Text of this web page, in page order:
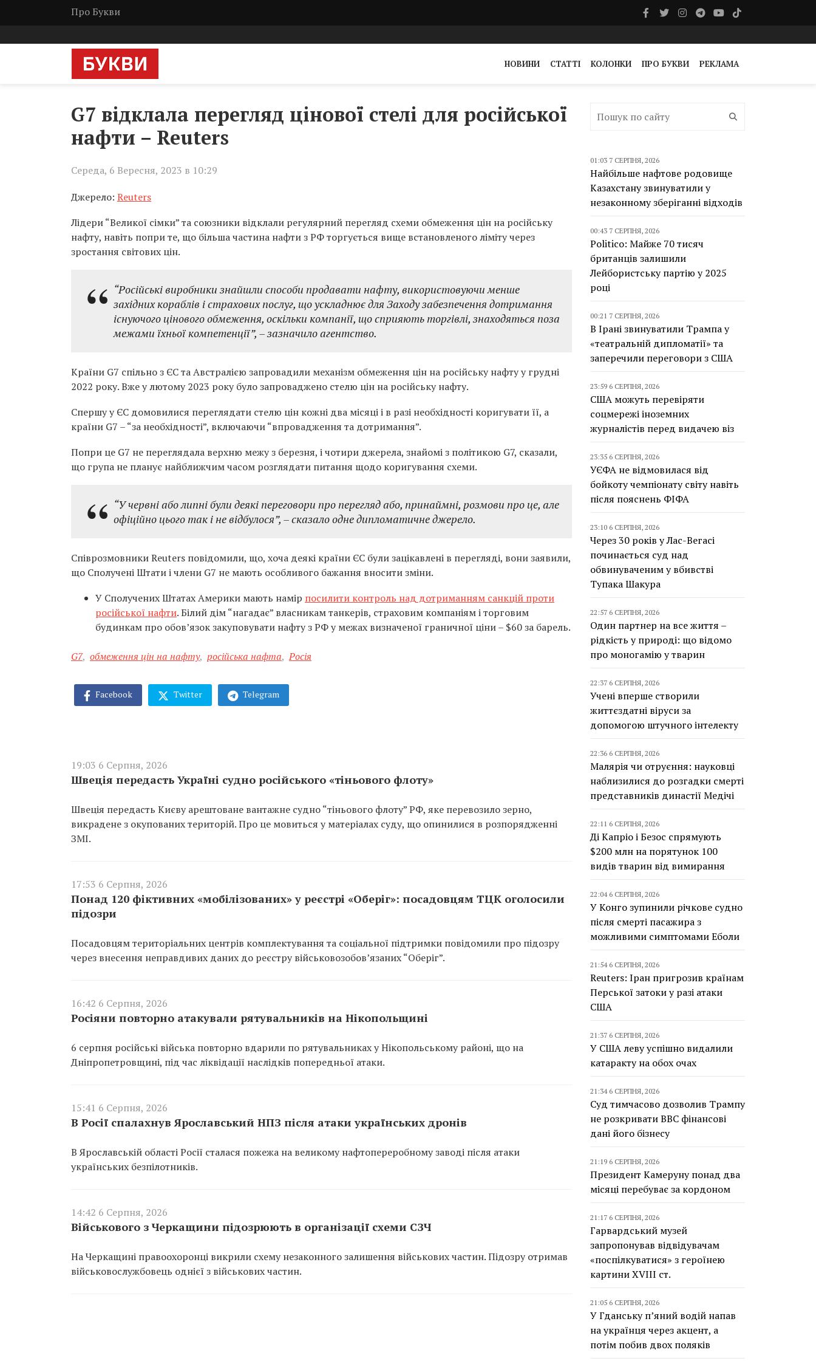
Про Букви
НОВИНИ СТАТТІ КОЛОНКИ ПРО БУКВИ РЕКЛАМА
G7 відклала перегляд цінової стелі для російської
нафти – Reuters
Середа, 6 Вересня, 2023 в 10:29
Джерело: Reuters
Лідери “Великої сімки” та союзники відклали регулярний перегляд схеми обмеження цін на російську
нафту, навіть попри те, що більша частина нафти з РФ торгується вище встановленого ліміту через
зростання світових цін.
“Російські виробники знайшли способи продавати нафту, використовуючи менше
західних кораблів і страхових послуг, що ускладнює для Заходу забезпечення дотримання
існуючого цінового обмеження, оскільки компанії, що сприяють торгівлі, знаходяться поза
межами їхньої компетенції”, – зазначило агентство.
Країни G7 спільно з ЄС та Австралією запровадили механізм обмеження цін на російську нафту у грудні
2022 року. Вже у лютому 2023 року було запроваджено стелю цін на російську нафту.
Спершу у ЄС домовилися переглядати стелю цін кожні два місяці і в разі необхідності коригувати її, а
країни G7 – “за необхідності”, включаючи “впровадження та дотримання”.
Попри це G7 не переглядала верхню межу з березня, і чотири джерела, знайомі з політикою G7, сказали,
що група не планує найближчим часом розглядати питання щодо коригування схеми.
“У червні або липні були деякі переговори про перегляд або, принаймні, розмови про це, але
офіційно цього так і не відбулося”, – сказало одне дипломатичне джерело.
Співрозмовники Reuters повідомили, що, хоча деякі країни ЄС були зацікавлені в перегляді, вони заявили,
що Сполучені Штати і члени G7 не мають особливого бажання вносити зміни.
У Сполучених Штатах Америки мають намір посилити контроль над дотриманням санкцій проти
російської нафти. Білий дім “нагадає” власникам танкерів, страховим компаніям і торговим
будинкам про обов’язок закуповувати нафту з РФ у межах визначеної граничної ціни – $60 за барель.
G7, обмеження цін на нафту, російська нафта, Росія
Facebook Twitter Telegram
19:03 6 Серпня, 2026
Швеція передасть Україні судно російського «тіньового флоту»
Швеція передасть Києву арештоване вантажне судно “тіньового флоту” РФ, яке перевозило зерно,
викрадене з окупованих територій. Про це мовиться у матеріалах суду, що опинилися в розпорядженні
ЗМІ.
17:53 6 Серпня, 2026
Понад 120 фіктивних «мобілізованих» у реєстрі «Оберіг»: посадовцям ТЦК оголосили
підозри
Посадовцям територіальних центрів комплектування та соціальної підтримки повідомили про підозру
через внесення неправдивих даних до реєстру військовозобов’язаних “Оберіг”.
16:42 6 Серпня, 2026
Росіяни повторно атакували рятувальників на Нікопольщині
6 серпня російські війська повторно вдарили по рятувальниках у Нікопольському районі, що на
Дніпропетровщині, під час ліквідації наслідків попередньої атаки.
15:41 6 Серпня, 2026
В Росії спалахнув Ярославський НПЗ після атаки українських дронів
В Ярославській області Росії сталася пожежа на великому нафтопереробному заводі після атаки
українських безпілотників.
14:42 6 Серпня, 2026
Військового з Черкащини підозрюють в організації схеми СЗЧ
На Черкащині правоохоронці викрили схему незаконного залишення військових частин. Підозру отримав
військовослужбовець однієї з військових частин.
01:03 7 СЕРПНЯ, 2026
Найбільше нафтове родовище
Казахстану звинуватили у
незаконному зберіганні відходів
00:43 7 СЕРПНЯ, 2026
Politico: Майже 70 тисяч
британців залишили
Лейбористську партію у 2025
році
00:21 7 СЕРПНЯ, 2026
В Ірані звинуватили Трампа у
«театральній дипломатії» та
заперечили переговори з США
23:59 6 СЕРПНЯ, 2026
США можуть перевіряти
соцмережі іноземних
журналістів перед видачею віз
23:35 6 СЕРПНЯ, 2026
УЄФА не відмовилася від
бойкоту чемпіонату світу навіть
після пояснень ФІФА
23:10 6 СЕРПНЯ, 2026
Через 30 років у Лас-Вегасі
починається суд над
обвинуваченим у вбивстві
Тупака Шакура
22:57 6 СЕРПНЯ, 2026
Один партнер на все життя –
рідкість у природі: що відомо
про моногамію у тварин
22:37 6 СЕРПНЯ, 2026
Учені вперше створили
життєздатні віруси за
допомогою штучного інтелекту
22:36 6 СЕРПНЯ, 2026
Малярія чи отруєння: науковці
наблизилися до розгадки смерті
представників династії Медічі
22:11 6 СЕРПНЯ, 2026
Ді Капріо і Безос спрямують
$200 млн на порятунок 100
видів тварин від вимирання
22:04 6 СЕРПНЯ, 2026
У Конго зупинили річкове судно
після смерті пасажира з
можливими симптомами Еболи
21:54 6 СЕРПНЯ, 2026
Reuters: Іран пригрозив країнам
Перської затоки у разі атаки
США
21:37 6 СЕРПНЯ, 2026
У США леву успішно видалили
катаракту на обох очах
21:34 6 СЕРПНЯ, 2026
Суд тимчасово дозволив Трампу
не розкривати BBC фінансові
дані його бізнесу
21:19 6 СЕРПНЯ, 2026
Президент Камеруну понад два
місяці перебуває за кордоном
21:17 6 СЕРПНЯ, 2026
Гарвардський музей
запропонував відвідувачам
«поспілкуватися» з героїнею
картини XVIII ст.
21:05 6 СЕРПНЯ, 2026
У Гданську п’яний водій напав
на українця через акцент, а
потім побив двох поляків